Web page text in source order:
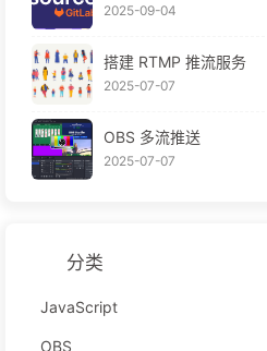
2025-09-04
搭建 RTMP 推流服务
2025-07-07
OBS 多流推送
2025-07-07
分类
JavaScript
OBS